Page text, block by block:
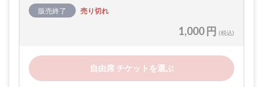
販売終了 売り切れ
1,000 円 (税込)
自由席 チケットを選ぶ